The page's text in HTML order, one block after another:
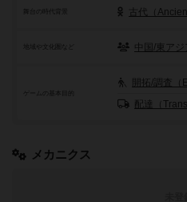
舞台の時代背景 古代（
地域や文化圏など 中国/東アジ
ゲームの基本目的
開拓/調査（
配達（
メカニクス